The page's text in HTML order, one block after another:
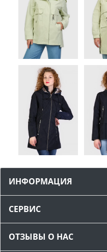
ИНФОРМАЦИЯ
СЕРВИС
ОТЗЫВЫ О НАС